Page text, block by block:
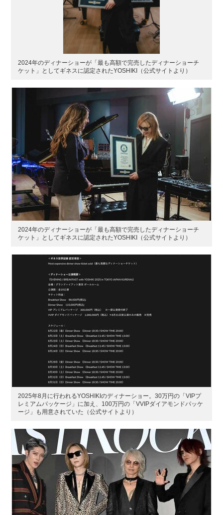
2024年のディナーショーが「最も高額で完売したディナーショーチ
ケット」としてギネスに認定されたYOSHIKI（公式サイトより）
2024年のディナーショーが「最も高額で完売したディナーショーチ
ケット」としてギネスに認定されたYOSHIKI（公式サイトより）
2025年8月に行われるYOSHIKIのディナーショー。30万円の「VIPプ
レミアムパッケージ」に加え、100万円の「VVIPダイアモンドパッケ
ージ」も用意されていた（公式サイトより）